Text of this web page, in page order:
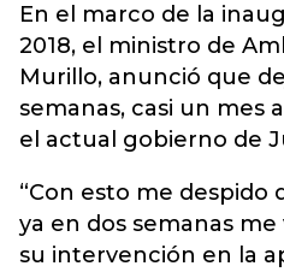
En el marco de la
2018, el ministro de
Murillo, anunció que
semanas, casi un mes
el actual gobierno de
“Con esto me despido
ya en dos semanas me
su intervención en la